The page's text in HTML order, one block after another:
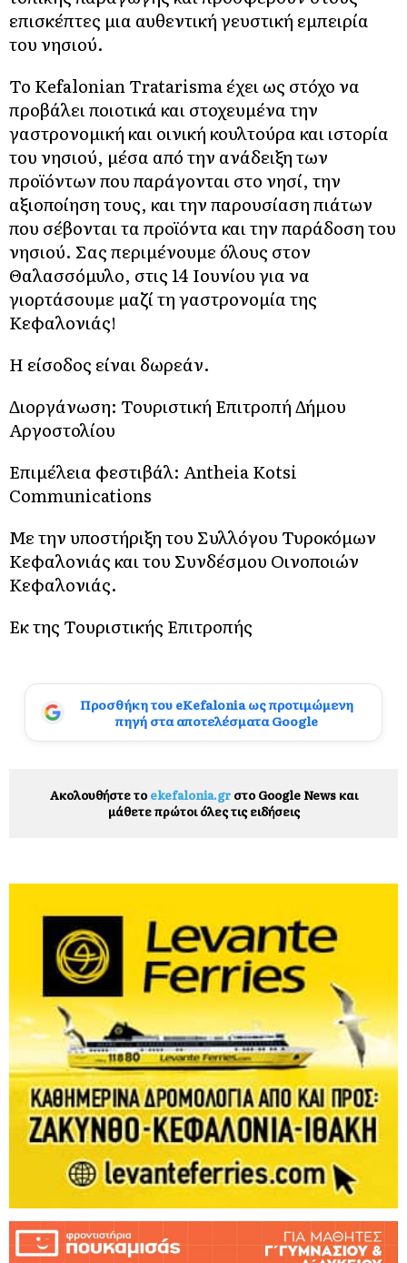
επισκέπτες μια αυθεντική γευστική εμπειρία
του νησιού.
Το Kefalonian Tratarisma έχει ως στόχο να
προβάλει ποιοτικά και στοχευμένα την
γαστρονομική και οινική κουλτούρα και ιστορία
του νησιού, μέσα από την ανάδειξη των
προϊόντων που παράγονται στο νησί, την
αξιοποίηση τους, και την παρουσίαση πιάτων
που σέβονται τα προϊόντα και την παράδοση του
νησιού. Σας περιμένουμε όλους στον
Θαλασσόμυλο, στις 14 Ιουνίου για να
γιορτάσουμε μαζί τη γαστρονομία της
Κεφαλονιάς!
Η είσοδος είναι δωρεάν.
Διοργάνωση: Τουριστική Επιτροπή Δήμου
Αργοστολίου
Επιμέλεια φεστιβάλ: Antheia Kotsi
Communications
Με την υποστήριξη του Συλλόγου Τυροκόμων
Κεφαλονιάς και του Συνδέσμου Οινοποιών
Κεφαλονιάς.
Εκ της Τουριστικής Επιτροπής
Προσθήκη του eKefalonia ως προτιμώμενη
πηγή στα αποτελέσματα Google
Ακολουθήστε το ekefalonia.grστο Google News και
μάθετε πρώτοι όλες τις ειδήσεις